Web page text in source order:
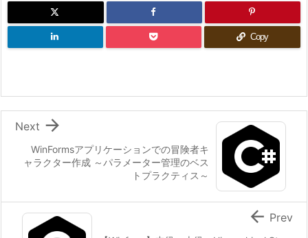
Copy
WinFormsアプリケーションでの冒険者キ
ャラクター作成 ～パラメーター管理のベス
トプラクティス～

Next
 Prev